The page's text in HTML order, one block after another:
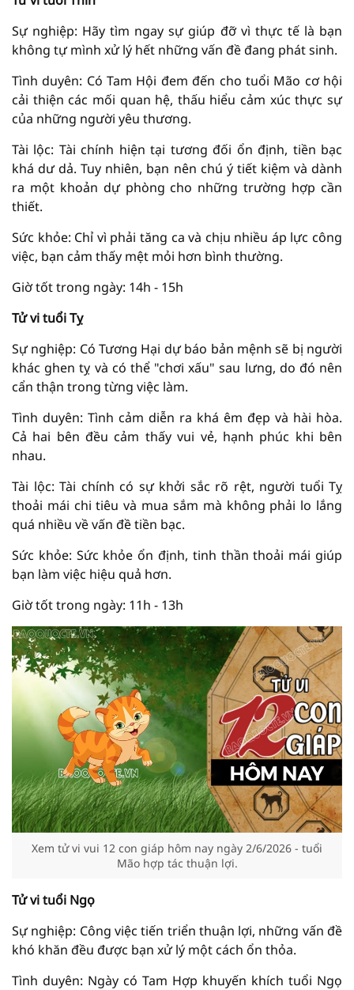
Sự nghiệp: Hãy tìm ngay sự giúp đỡ vì thực tế là bạn
không tự mình xử lý hết những vấn đề đang phát sinh.
Tình duyên: Có Tam Hội đem đến cho tuổi Mão cơ hội
cải thiện các mối quan hệ, thấu hiểu cảm xúc thực sự
của những người yêu thương.
Tài lộc: Tài chính hiện tại tương đối ổn định, tiền bạc
khá dư dả. Tuy nhiên, bạn nên chú ý tiết kiệm và dành
ra một khoản dự phòng cho những trường hợp cần
thiết.
Sức khỏe: Chỉ vì phải tăng ca và chịu nhiều áp lực công
việc, bạn cảm thấy mệt mỏi hơn bình thường.
Giờ tốt trong ngày: 14h - 15h
Tử vi tuổi Tỵ
Sự nghiệp: Có Tương Hại dự báo bản mệnh sẽ bị người
khác ghen tỵ và có thể "chơi xấu" sau lưng, do đó nên
cẩn thận trong từng việc làm.
Tình duyên: Tình cảm diễn ra khá êm đẹp và hài hòa.
Cả hai bên đều cảm thấy vui vẻ, hạnh phúc khi bên
nhau.
Tài lộc: Tài chính có sự khởi sắc rõ rệt, người tuổi Tỵ
thoải mái chi tiêu và mua sắm mà không phải lo lắng
quá nhiều về vấn đề tiền bạc.
Sức khỏe: Sức khỏe ổn định, tinh thần thoải mái giúp
bạn làm việc hiệu quả hơn.
Giờ tốt trong ngày: 11h - 13h
Xem tử vi vui 12 con giáp hôm nay ngày 2/6/2026 - tuổi
Mão hợp tác thuận lợi.
Tử vi tuổi Ngọ
Sự nghiệp: Công việc tiến triển thuận lợi, những vấn đề
khó khăn đều được bạn xử lý một cách ổn thỏa.
Tình duyên: Ngày có Tam Hợp khuyến khích tuổi Ngọ